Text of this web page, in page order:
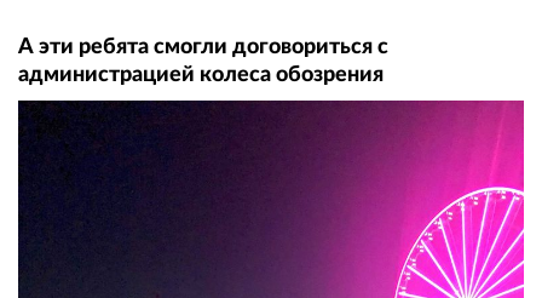
А эти ребята смогли договориться с
администрацией колеса обозрения